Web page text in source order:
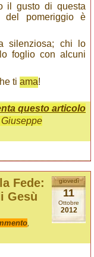
il gusto di questa
del pomeriggio è
silenziosa; chi lo
foglio con alcuni
ti ama!
questo articolo
giovedì
11
Ottobre
2012
Fede:
Gesù
,